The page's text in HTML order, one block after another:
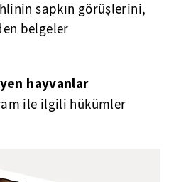
sapkın görüşlerini,
belgeler
hayvanlar
ile ilgili hükümler